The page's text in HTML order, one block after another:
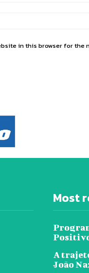
in this browser for the
Most
A
João